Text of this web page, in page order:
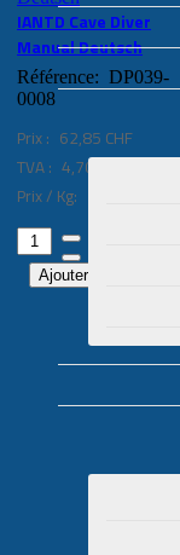
IANTD Cave Diver
Manual Deutsch
Référence: DP039-
0008
Prix : 62,85 CHF
TVA : 4,70 CHF
Prix / Kg: